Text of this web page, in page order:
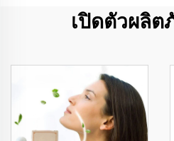
เปิดตัวผลิ